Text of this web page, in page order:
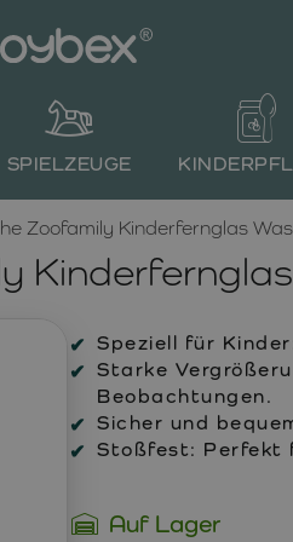
SPIELZEUGE
Zoofamily Kinderfernglas
Speziell für
Starke
Beobachtungen.
Sicher und
Stoßfest: Perfekt
Auf Lager